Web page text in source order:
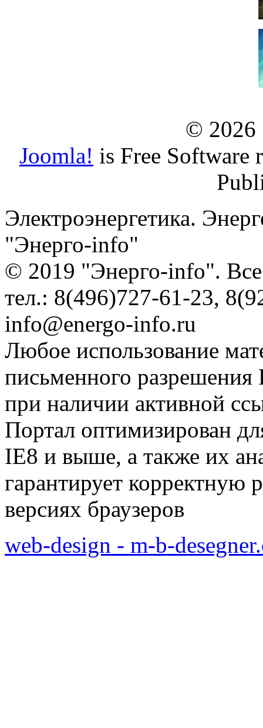
© 2026
Joomla! is Free Software
Электроэнергетика.
"Энерго-info"
© 2019 "Энерго-info".
тел.: 8(496)727-61-23,
info@energo-info.ru
Любое использование
письменного разрешения
при наличии активной
Портал оптимизирован
IE8 и выше, а также их
гарантирует корректную
версиях браузеров
web-design - m-b-